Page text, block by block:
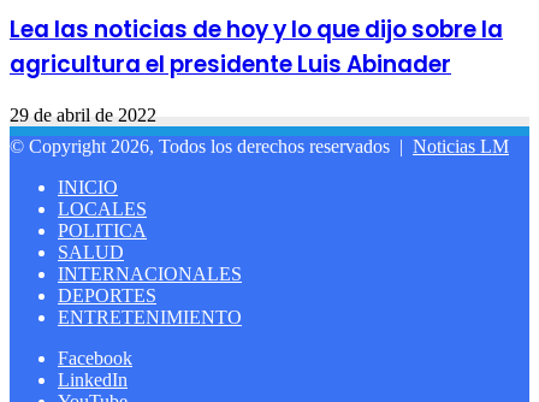
Lea las noticias de hoy y lo que dijo sobre la
agricultura el presidente Luis Abinader
29 de abril de 2022
© Copyright 2026, Todos los derechos reservados | Noticias LM
INICIO
LOCALES
POLITICA
SALUD
INTERNACIONALES
DEPORTES
ENTRETENIMIENTO
Facebook
LinkedIn